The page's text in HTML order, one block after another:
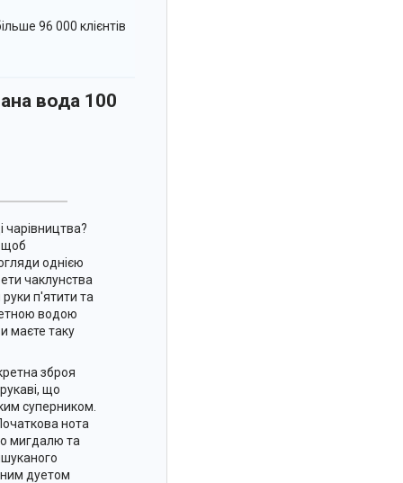
96 000 клієнтів
вода 100
чарівництва?
щоб
однією
чаклунства
п'ятити та
водою
маєте таку
зброя
що
суперником.
нота
мигдалю та
дуетом